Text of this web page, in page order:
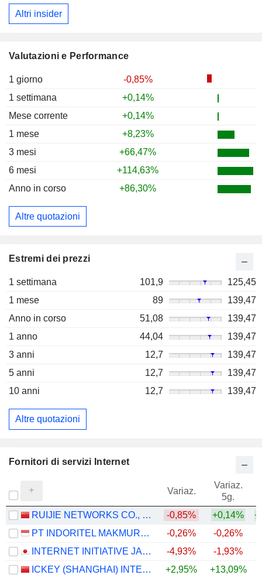
Valutazioni e Performance
1 giorno
-0,85%
1 settimana
+0,14%
Mese corrente
+0,14%
1 mese
+8,23%
3 mesi
+66,47%
6 mesi
+114,63%
Anno in corso
+86,30%
Altre quotazioni
Estremi dei prezzi
1 settimana 101,9
125,45
1 mese
89
139,47
Anno in corso
51,08
139,47
1 anno
44,04
139,47
3 anni
12,7
139,47
5 anni
12,7
139,47
10 anni
12,7 139,47
Altre quotazioni
Altri insider
Fornitori di servizi Internet
Variaz.
Variaz.
5g.
RUIJIE NETWORKS CO., LTD. -0,85% +0,14%
PT INDORITEL MAKMUR INTERNASIONAL TBK.
-0,26% -0,26%
INTERNET INITIATIVE JAPAN INC.
-4,93% -1,93%
ICKEY (SHANGHAI) INTERNET AND TECHNOLOGY CO.,LTD.
+2,95%
+13,09%